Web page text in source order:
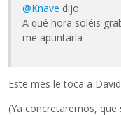
@Knave dijo:
A qué hora soléis
me apuntaría
Este mes le toca a
(Ya concretaremos,